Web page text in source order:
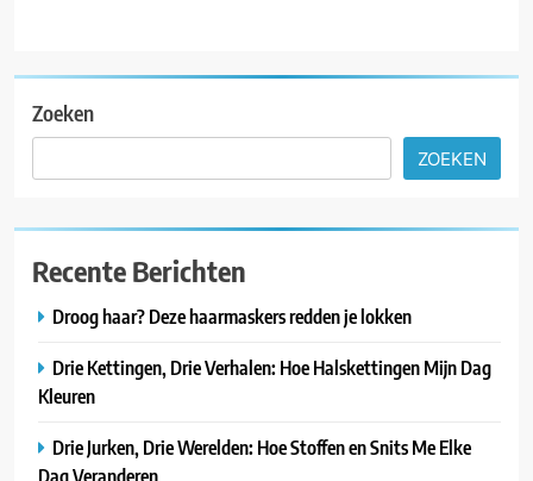
Zoeken
ZOEKEN
Recente Berichten
Droog haar? Deze haarmaskers redden je lokken
Drie Kettingen, Drie Verhalen: Hoe Halskettingen Mijn Dag
Kleuren
Drie Jurken, Drie Werelden: Hoe Stoffen en Snits Me Elke
Dag Veranderen